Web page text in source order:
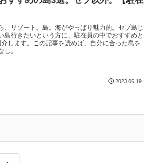
、リゾート。島。海がやっぱり魅力的。セブ島じ
島行きたいという方に、駐在員の中でおすすめと
します。この記事を読めば、自分に合った島を
し。
2023.06.19